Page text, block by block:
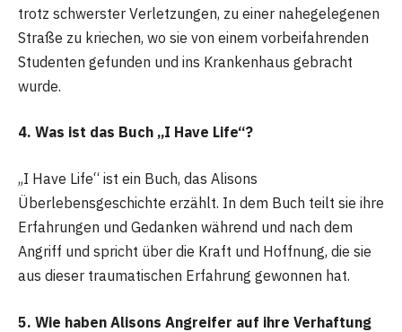
trotz schwerster Verletzungen, zu einer nahegelegenen
Straße zu kriechen, wo sie von einem vorbeifahrenden
Studenten gefunden und ins Krankenhaus gebracht
wurde.
4. Was ist das Buch „I Have Life“?
„I Have Life“ ist ein Buch, das Alisons
Überlebensgeschichte erzählt. In dem Buch teilt sie ihre
Erfahrungen und Gedanken während und nach dem
Angriff und spricht über die Kraft und Hoffnung, die sie
aus dieser traumatischen Erfahrung gewonnen hat.
5. Wie haben Alisons Angreifer auf ihre Verhaftung